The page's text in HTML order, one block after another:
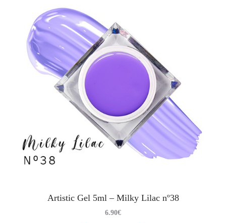
Artistic Gel 5ml – Milky Lilac nº38
6.90€